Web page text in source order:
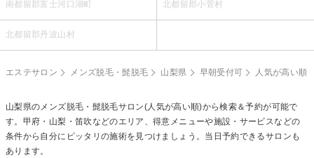
南都留郡富士河口湖町 北都留郡小菅村
北都留郡丹波山村
エステサロン メンズ脱毛・髭脱毛 山梨県 早朝受付可 人気が高い順
山梨県の メンズ脱毛・髭脱毛サロン(人気が高い順)から検索＆予約が可能で
す。甲府・山梨・笛吹などのエリア、得意メニューや施設・サービスなどの
条件から自分にピッタリの施術を見つけましょう。当日予約できるサロンも
あります。